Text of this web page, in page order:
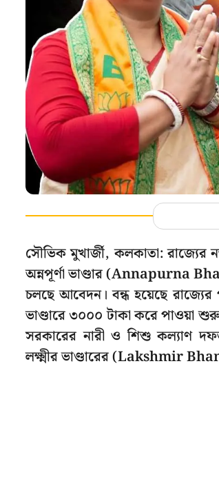
সৌভিক মুখার্জী, কলকাতা: রাজ্যের
অন্নপূর্ণা ভাণ্ডার (Annapurna
চলছে আবেদন। বন্ধ হয়েছে রাজ্যের
ভাণ্ডারে ৩০০০ টাকা করে পাওয়া
সরকারের নারী ও শিশু কল্যাণ
লক্ষ্মীর ভাণ্ডারের (Lakshmir